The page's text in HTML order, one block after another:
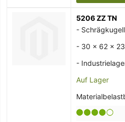
5206 ZZ TN
-
- 30 x 62 x
-
Auf Lager